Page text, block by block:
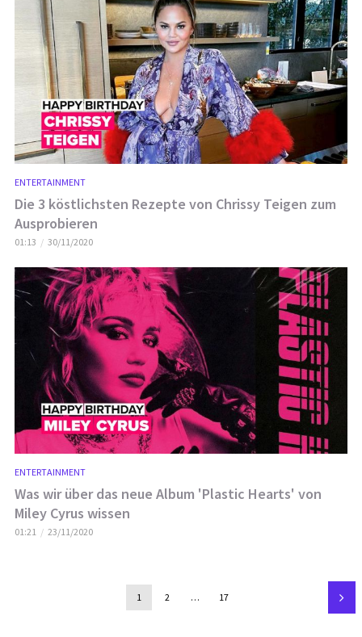
ENTERTAINMENT
Die 3 köstlichsten Rezepte von Chrissy Teigen zum
Ausprobieren
01:13 30/11/2020
ENTERTAINMENT
Was wir über das neue Album 'Plastic Hearts' von
Miley Cyrus wissen
01:21 23/11/2020
1 2 … 17